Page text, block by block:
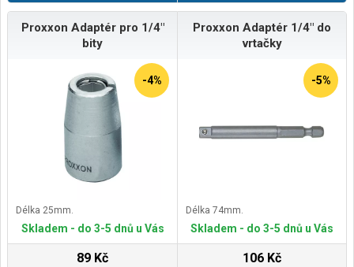
Proxxon Adaptér pro 1/4"
bity
-4%
Délka 25mm.
Skladem - do 3-5 dnů u Vás
89 Kč
Proxxon Adaptér 1/4" do
vrtačky
-5%
Délka 74mm.
Skladem - do 3-5 dnů u Vás
106 Kč